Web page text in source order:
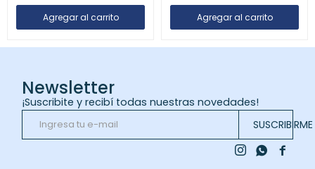
Newsletter
¡Suscribite y recibí todas nuestras novedades!
SUSCRIBIRME

 